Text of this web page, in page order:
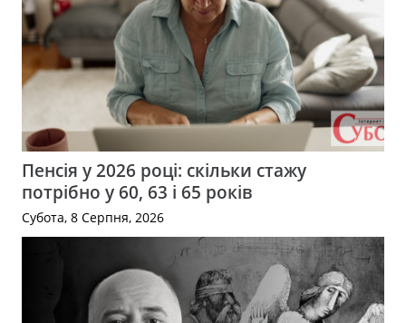
Пенсія у 2026 році: скільки стажу
потрібно у 60, 63 і 65 років
Субота, 8 Серпня, 2026